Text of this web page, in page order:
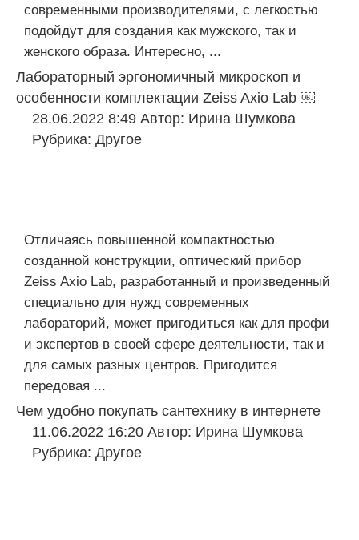
современными производителями, с легкостью
подойдут для создания как мужского, так и
женского образа. Интересно, ...
Лабораторный эргономичный микроскоп и
особенности комплектации Zeiss Axio Lab ￼
28.06.2022 8:49 Автор: Ирина Шумкова
Рубрика: Другое
Отличаясь повышенной компактностью
созданной конструкции, оптический прибор
Zeiss Axio Lab, разработанный и произведенный
специально для нужд современных
лабораторий, может пригодиться как для профи
и экспертов в своей сфере деятельности, так и
для самых разных центров. Пригодится
передовая ...
Чем удобно покупать сантехнику в интернете
11.06.2022 16:20 Автор: Ирина Шумкова
Рубрика: Другое